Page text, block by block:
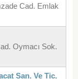
Cad. Emlak
Oymacı Sok.
San. Ve Tic.